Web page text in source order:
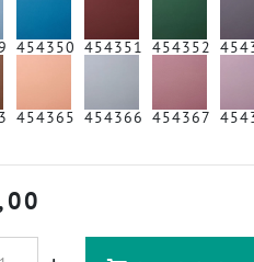
454350 454351 454352
454365 454366 454367